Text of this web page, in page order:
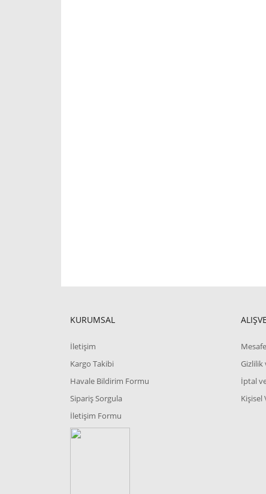
KURUMSAL
İletişim
Kargo Takibi
Havale Bildirim Formu
Sipariş Sorgula
İletişim Formu
Gizlilik
İptal
Kişisel